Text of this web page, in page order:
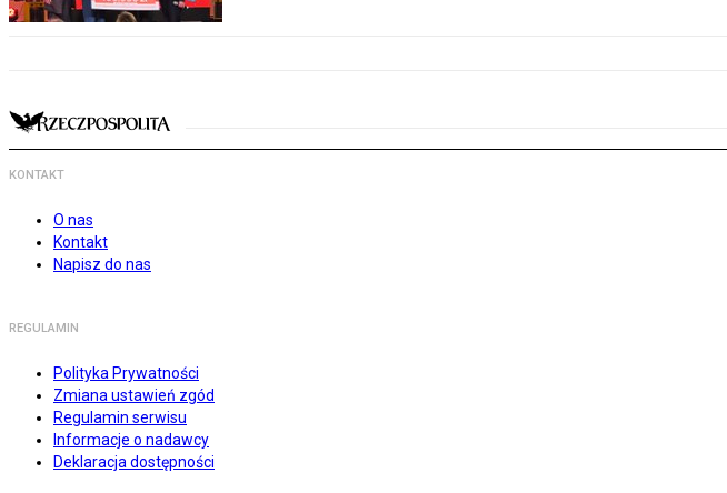
KONTAKT
O nas
Kontakt
Napisz do nas
REGULAMIN
Polityka Prywatności
Zmiana ustawień zgód
Regulamin serwisu
Informacje o nadawcy
Deklaracja dostępności